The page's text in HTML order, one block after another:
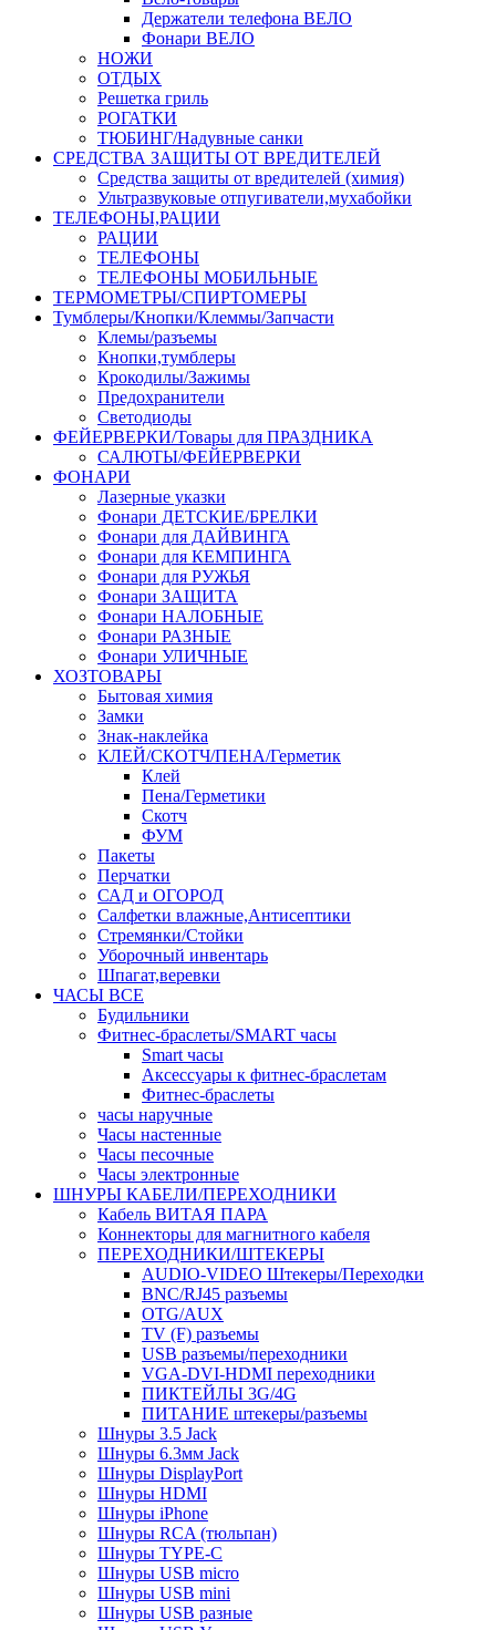
Держатели телефона ВЕЛО
Фонари ВЕЛО
НОЖИ
ОТДЫХ
Решетка гриль
РОГАТКИ
ТЮБИНГ/Надувные санки
СРЕДСТВА ЗАЩИТЫ ОТ ВРЕДИТЕЛЕЙ
Средства защиты от вредителей (химия)
Ультразвуковые отпугиватели,мухабойки
ТЕЛЕФОНЫ,РАЦИИ
РАЦИИ
ТЕЛЕФОНЫ
ТЕЛЕФОНЫ МОБИЛЬНЫЕ
ТЕРМОМЕТРЫ/СПИРТОМЕРЫ
Тумблеры/Кнопки/Клеммы/Запчасти
Клемы/разъемы
Кнопки,тумблеры
Крокодилы/Зажимы
Предохранители
Светодиоды
ФЕЙЕРВЕРКИ/Товары для ПРАЗДНИКА
САЛЮТЫ/ФЕЙЕРВЕРКИ
ФОНАРИ
Лазерные указки
Фонари ДЕТСКИЕ/БРЕЛКИ
Фонари для ДАЙВИНГА
Фонари для КЕМПИНГА
Фонари для РУЖЬЯ
Фонари ЗАЩИТА
Фонари НАЛОБНЫЕ
Фонари РАЗНЫЕ
Фонари УЛИЧНЫЕ
ХОЗТОВАРЫ
Бытовая химия
Замки
Знак-наклейка
КЛЕЙ/СКОТЧ/ПЕНА/Герметик
Клей
Пена/Герметики
Скотч
ФУМ
Пакеты
Перчатки
САД и ОГОРОД
Салфетки влажные,Антисептики
Стремянки/Стойки
Уборочный инвентарь
Шпагат,веревки
ЧАСЫ ВСЕ
Будильники
Фитнес-браслеты/SMART часы
Smart часы
Аксессуары к фитнес-браслетам
Фитнес-браслеты
часы наручные
Часы настенные
Часы песочные
Часы электронные
ШНУРЫ КАБЕЛИ/ПЕРЕХОДНИКИ
Кабель ВИТАЯ ПАРА
Коннекторы для магнитного кабеля
ПЕРЕХОДНИКИ/ШТЕКЕРЫ
AUDIO-VIDEO Штекеры/Переходки
BNC/RJ45 разъемы
OTG/AUX
TV (F) разъемы
USB разъемы/переходники
VGA-DVI-HDMI переходники
ПИКТЕЙЛЫ 3G/4G
ПИТАНИЕ штекеры/разъемы
Шнуры 3.5 Jack
Шнуры 6.3мм Jack
Шнуры DisplayPort
Шнуры HDMI
Шнуры iPhone
Шнуры RCA (тюльпан)
Шнуры TYPE-C
Шнуры USB micro
Шнуры USB mini
Шнуры USB разные